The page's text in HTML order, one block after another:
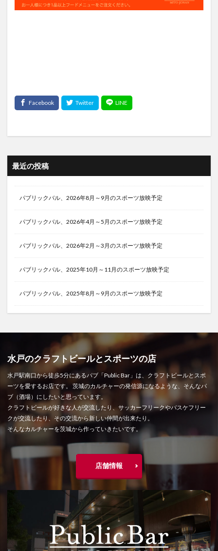
最近の投稿
パブリックバル、2026年8月～9月のスポーツ放映予定
パブリックバル、2026年4月～5月のスポーツ放映予定
パブリックバル、2026年2月～3月のスポーツ放映予定
パブリックバル、2025年10月～11月のスポーツ放映予定
パブリックバル、2025年8月～9月のスポーツ放映予定
水戸のクラフトビールとスポーツの店
水戸駅南口から徒歩5分にあるパブ「Public Bar」は、クラフトビールとスポ
ーツを愛するお店です。 茨城のカルチャーの発信源になるような、そんなパ
ブ（酒場）にしたいと思っています。
クラフトビールが好きな人が交流したり、サッカーフリークやバスケフリー
クが交流したり、その交流から新しい仲間が出来たり。
そんなカルチャーを茨城から作っていきたいです。
店舗情報